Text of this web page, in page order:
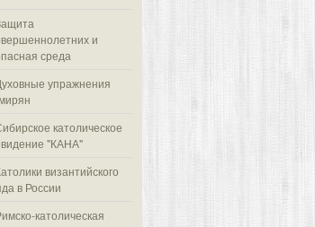
и
среда
упражнения
католическое
"КАНА"
византийского
в России
католическая